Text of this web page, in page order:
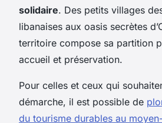
solidaire. Des petits villages
libanaises aux oasis secrètes
territoire compose sa partition
accueil et préservation.
Pour celles et ceux qui
démarche, il est possible de
du tourisme durables au